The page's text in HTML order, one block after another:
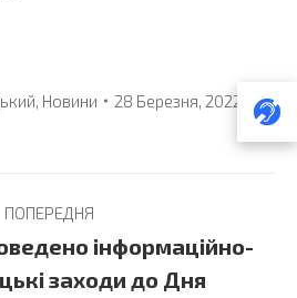
, Новини 28 Березня, 2022
ПОПЕРЕДНЯ
Previous
інформаційно-
заходи до Дня